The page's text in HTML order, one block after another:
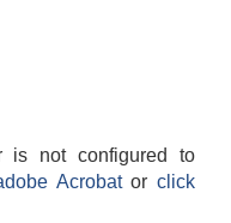
is not configured to
Acrobatorclick